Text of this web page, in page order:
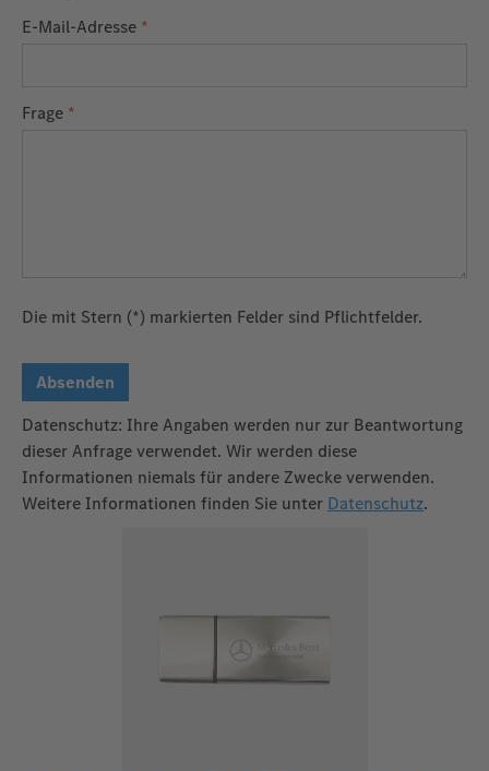
E-Mail-Adresse *
Frage *
Die mit Stern (*) markierten Felder sind Pflichtfelder.
Absenden
Datenschutz: Ihre Angaben werden nur zur Beantwortung
dieser Anfrage verwendet. Wir werden diese
Informationen niemals für andere Zwecke verwenden.
Weitere Informationen finden Sie unter Datenschutz.